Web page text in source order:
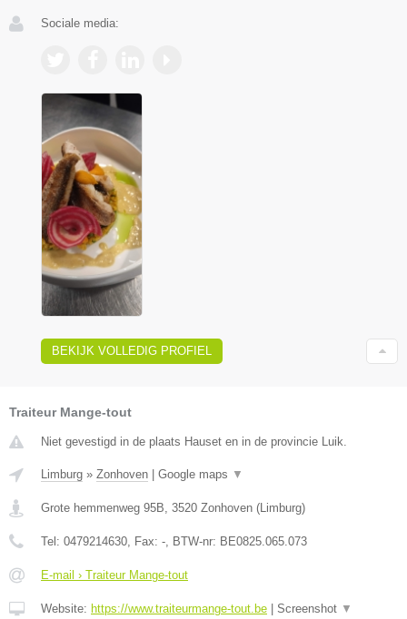
Sociale media:
BEKIJK VOLLEDIG PROFIEL
Traiteur Mange-tout
Niet gevestigd in de plaats Hauset en in de provincie Luik.
Limburg » Zonhoven Google maps ▼
Grote hemmenweg 95B, 3520 Zonhoven (Limburg)
Tel: 0479214630, Fax: -, BTW-nr: BE0825.065.073
E-mail › Traiteur Mange-tout
Website: https://www.traiteurmange-tout.be Screenshot ▼